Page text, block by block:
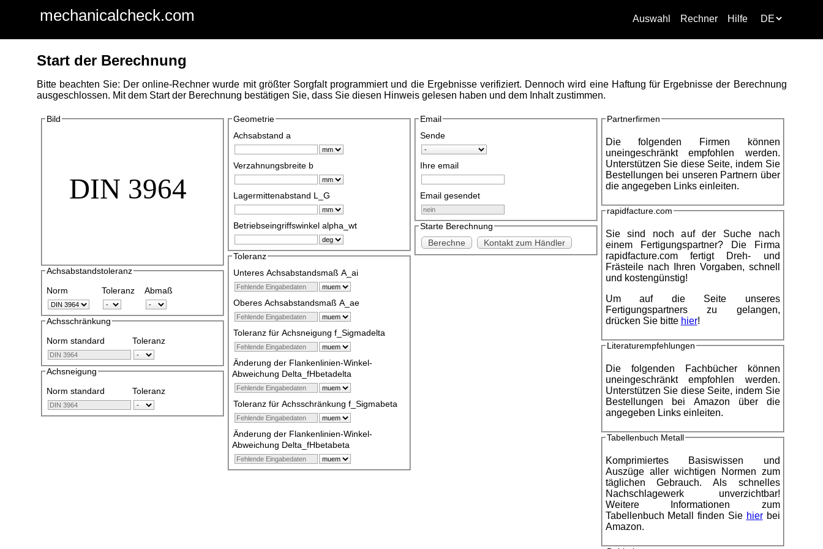
mechanicalcheck.com Auswahl Rechner Hilfe
Start der Berechnung
Bitte beachten Sie: Der online-Rechner wurde mit größter Sorgfalt programmiert und die Ergebnisse verifiziert. Dennoch wird eine Haftung für Ergebnisse der Berechnung
ausgeschlossen. Mit dem Start der Berechnung bestätigen Sie, dass Sie diesen Hinweis gelesen haben und dem Inhalt zustimmen.
Bild
Achsabstandstoleranz
Norm
Toleranz Abmaß
Achsschränkung
Norm standard
Toleranz
Achsneigung
Norm standard
Toleranz
Geometrie
Achsabstand a
Verzahnungsbreite b
Lagermittenabstand L_G
Betriebseingriffswinkel alpha_wt
Toleranz
Unteres Achsabstandsmaß A_ai
Oberes Achsabstandsmaß A_ae
Toleranz für Achsneigung f_Sigmadelta
Änderung der Flankenlinien-Winkel-
Abweichung Delta_fHbetadelta
Toleranz für Achsschränkung f_Sigmabeta
Änderung der Flankenlinien-Winkel-
Abweichung Delta_fHbetabeta
Email
Sende
Ihre email
Email gesendet
Starte Berechnung
Berechne
Kontakt zum Händler
Partnerfirmen
Die folgenden Firmen können
uneingeschränkt empfohlen werden.
Unterstützen Sie diese Seite, indem Sie
Bestellungen bei unseren Partnern über
die angegeben Links einleiten.
rapidfacture.com
Sie sind noch auf der Suche nach
einem Fertigungspartner? Die Firma
rapidfacture.com fertigt Dreh- und
Frästeile nach Ihren Vorgaben, schnell
und kostengünstig!
Um auf die Seite unseres
Fertigungspartners zu gelangen,
drücken Sie bitte hier!
Literaturempfehlungen
Die folgenden Fachbücher können
uneingeschränkt empfohlen werden.
Unterstützen Sie diese Seite, indem Sie
Bestellungen bei Amazon über die
angegeben Links einleiten.
Tabellenbuch Metall
Komprimiertes Basiswissen und
Auszüge aller wichtigen Normen zum
täglichen Gebrauch. Als schnelles
Nachschlagewerk unverzichtbar!
Weitere Informationen zum
Tabellenbuch Metall finden Sie hierbei
Amazon.